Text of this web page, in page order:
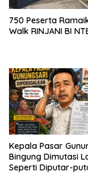
750 Peserta
Walk RINJANI BI
Kepala Pasar
Bingung Dimutasi
Seperti Diputar-